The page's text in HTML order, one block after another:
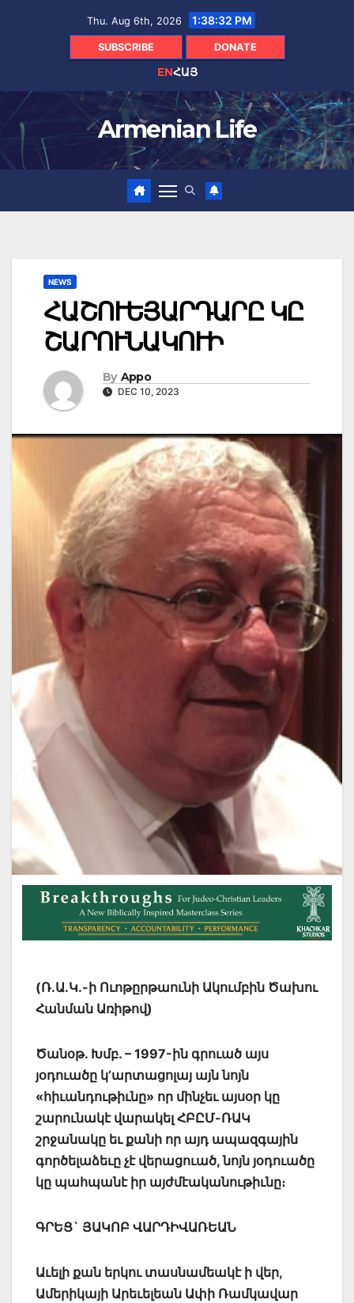
Thu. Aug 6th, 2026 1:38:33 PM
SUBSCRIBE DONATE
ENՀԱՅ
Armenian Life
NEWS
ՀԱՇՈՒԵՅԱՐԴԱՐԸ ԿԸ
ՇԱՐՈՒՆԱԿՈՒԻ
By Appo
DEC 10, 2023
(Ռ.Ա.Կ.-ի Ուոթըրթաունի Ակումբին Ծախու
Հանման Առիթով)
Ծանօթ. Խմբ. – 1997-ին գրուած այս
յօդուածը կ’արտացոլայ այն նոյն
«հիւանդութիւնը» որ մինչեւ այսօր կը
շարունակէ վարակել ՀԲԸՄ-ՌԱԿ
շրջանակը եւ քանի որ այդ ապազգային
գործելաձեւը չէ վերացուած, նոյն յօդուածը
կը պահպանէ իր այժմէականութիւնը։
ԳՐԵՑ` ՅԱԿՈԲ ՎԱՐԴԻՎԱՌԵԱՆ
Աւելի քան երկու տասնամեակէ ի վեր,
Ամերիկայի Արեւելեան Ափի Ռամկավար